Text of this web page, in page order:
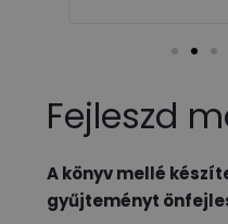
Fejleszd
A könyv mellé
gyűjteményt